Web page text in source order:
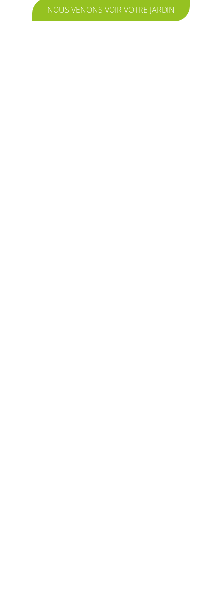
NOUS VENONS VOIR VOTRE JARDIN